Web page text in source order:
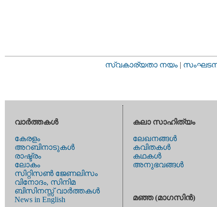
സ്വകാര്യതാ നയം |
വാര്‍ത്തകള്‍
കേരളം
അറബിനാടുകള്‍
രാഷ്ട്രം
ലോകം
സിറ്റിസണ്‍ ജേണലിസം
വിനോദം, സിനിമ
ബിസിനസ്സ് വാര്‍ത്തകള്‍
News in English
കലാ സാഹിത്യം
ലേഖനങ്ങള്‍
കവിതകള്‍
കഥകള്‍
അനുഭവങ്ങള്‍
മഞ്ഞ (മാഗസിന്‍)